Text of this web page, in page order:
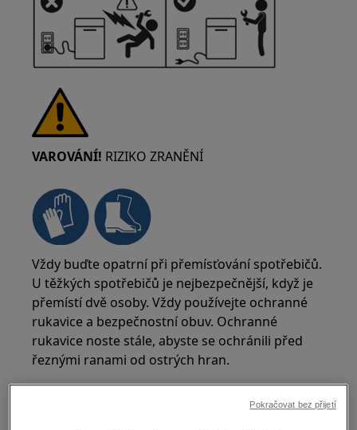
VAROVÁNÍ! RIZIKO ZRANĚNÍ
Vždy buďte opatrní při přemísťování spotřebičů.
U těžkých spotřebičů je nejbezpečnější, když je
přemístí dvě osoby. Vždy používejte ochranné
rukavice a bezpečnostní obuv. Ochranné
rukavice noste stále, abyste se ochránili před
řeznými ranami od ostrých hran.
Pokračovat bez přijetí